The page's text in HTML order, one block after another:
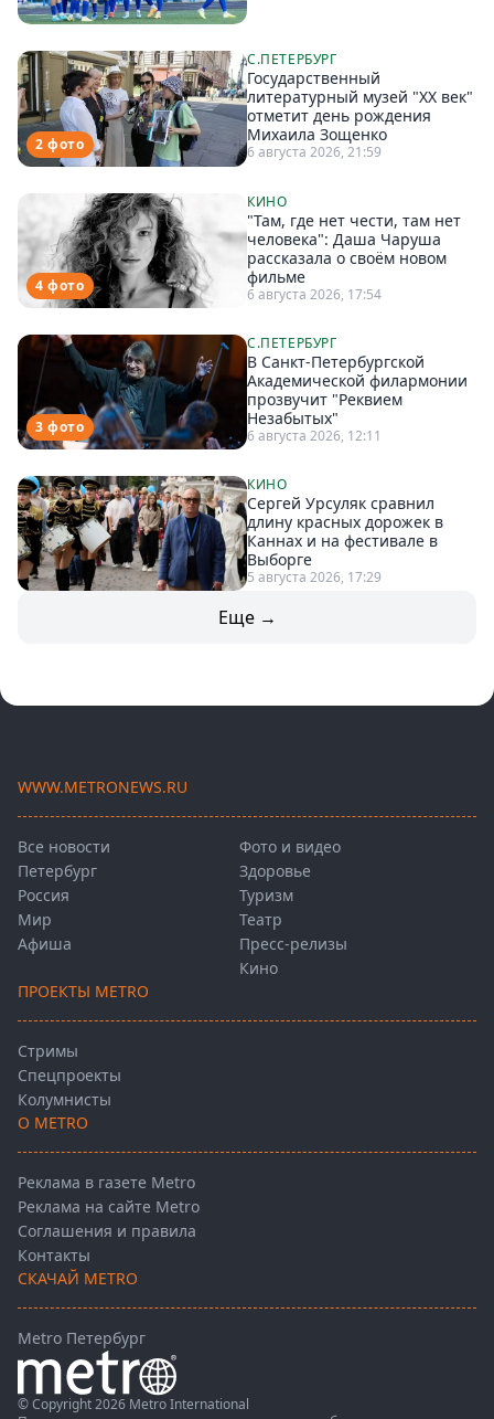
2 фото
С.ПЕТЕРБУРГ
Государственный
литературный музей "ХХ век"
отметит день рождения
Михаила Зощенко
6 августа 2026, 21:59
4 фото
КИНО
"Там, где нет чести, там нет
человека": Даша Чаруша
рассказала о своём новом
фильме
6 августа 2026, 17:54
3 фото
С.ПЕТЕРБУРГ
В Санкт-Петербургской
Академической филармонии
прозвучит "Реквием
Незабытых"
6 августа 2026, 12:11
КИНО
Сергей Урсуляк сравнил
длину красных дорожек в
Каннах и на фестивале в
Выборге
5 августа 2026, 17:29
Еще →
WWW.METRONEWS.RU
Все новости
Петербург
Россия
Мир
Афиша
Фото и видео
Здоровье
Туризм
Театр
Пресс-релизы
Кино
ПРОЕКТЫ METRO
Стримы
Спецпроекты
Колумнисты
О METRO
Реклама в газете Metro
Реклама на сайте Metro
Соглашения и правила
Контакты
СКАЧАЙ METRO
Metro Петербург
© Copyright 2026 Metro International